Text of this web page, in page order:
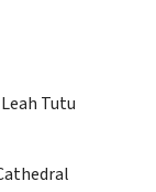
Tutu